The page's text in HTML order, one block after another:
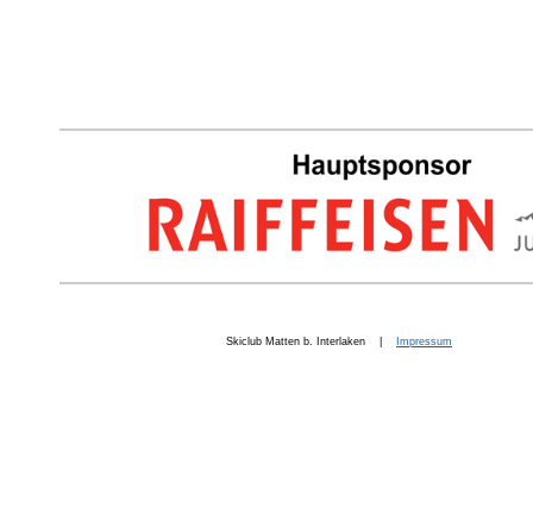
Skiclub Matten b. Interlaken | Impressum